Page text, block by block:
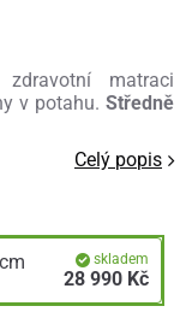
matraci
v potahu. Středně
Celý popis
skladem
28 990 Kč